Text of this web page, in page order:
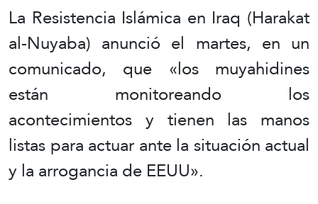
La Resistencia Islámica en Iraq (Harakat
al-Nuyaba) anunció el martes, en un
comunicado, que «los muyahidines
están monitoreando los
acontecimientos y tienen las manos
listas para actuar ante la situación actual
y la arrogancia de EEUU».